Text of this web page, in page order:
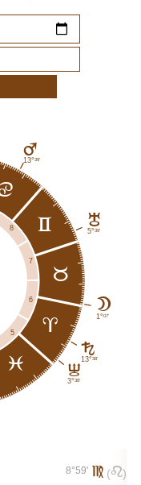
I
3°38'
G
13°38'
a
6 B
1°07'
b
7
H
5°39'
c
8
E
13°39'
l
5
8°59' f (e)